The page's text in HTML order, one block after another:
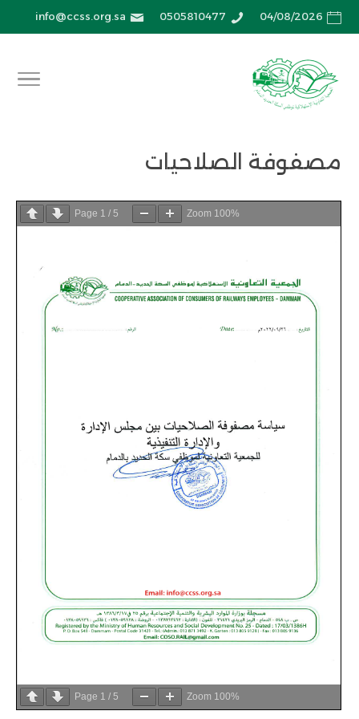
04/08/2026
0505810477
info@ccss.org.sa
مصفوفة الصلاحيات
Page 1 / 5 Zoom 100%
Page 1 / 5 Zoom 100%